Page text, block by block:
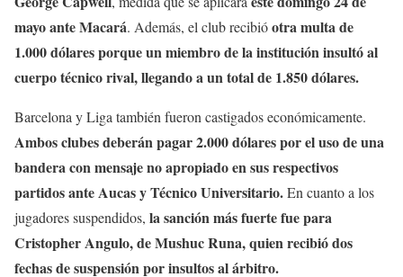
mayo ante Macará. Además, el club recibióotra multa de
1.000 dólares porque un miembro de la institución insultó al
cuerpo técnico rival, llegando a un total de 1.850 dólares.
Barcelona y Liga también fueron castigados económicamente.
Ambos clubes deberán pagar 2.000 dólares por el uso de una
bandera con mensaje no apropiado en sus respectivos
partidos ante Aucas y Técnico Universitario.En cuanto a los
jugadores suspendidos, la sanción más fuerte fue para
Cristopher Angulo, de Mushuc Runa, quien recibió dos
fechas de suspensión por insultos al árbitro.